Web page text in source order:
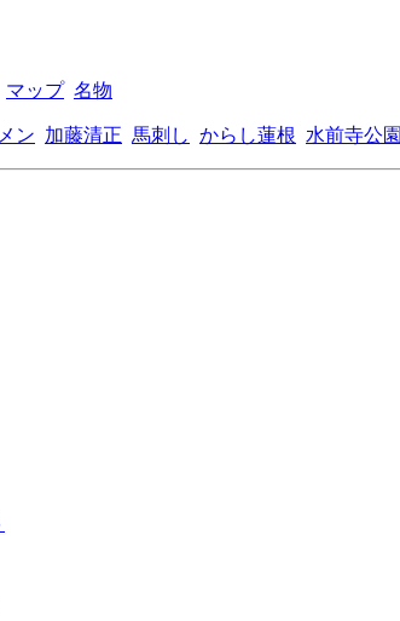
マップ 名物
ン 加藤清正 馬刺し からし蓮根 水前寺公園